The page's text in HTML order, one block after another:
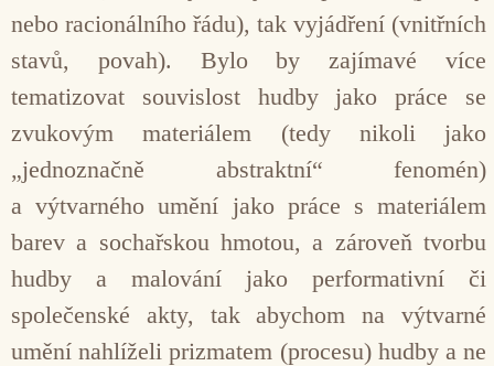
nebo racionálního řádu), tak vyjádření (vnitřních
stavů, povah). Bylo by zajímavé více
tematizovat souvislost hudby jako práce se
zvukovým materiálem (tedy nikoli jako
„jednoznačně abstraktní“ fenomén)
a výtvarného umění jako práce s materiálem
barev a sochařskou hmotou, a zároveň tvorbu
hudby a malování jako performativní či
společenské akty, tak abychom na výtvarné
umění nahlíželi prizmatem (procesu) hudby a ne